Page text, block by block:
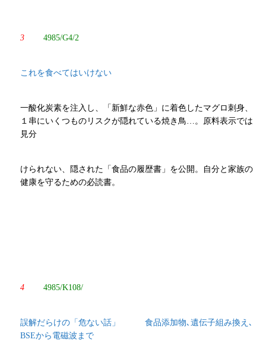
3 4985/G4/2
これを食べてはいけない
一酸化炭素を注入し、「新鮮な赤色」に着色したマグロ刺身、
１串にいくつものリスクが隠れている焼き鳥…。原料表示では
見分
けられない、隠された「食品の履歴書」を公開。自分と家族の
健康を守るための必読書。
4 4985/K108/
誤解だらけの「危ない話」 食品添加物､遺伝子組み換え､
BSEから電磁波まで